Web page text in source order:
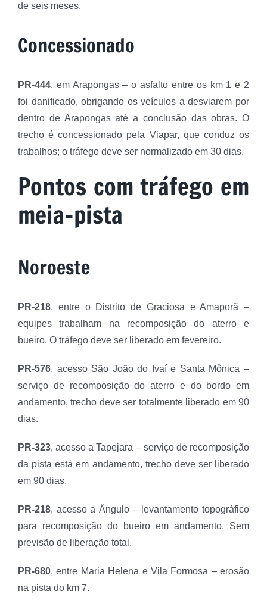
de seis meses.
Concessionado
PR-444, em Arapongas – o asfalto entre os km 1 e 2
foi danificado, obrigando os veículos a desviarem por
dentro de Arapongas até a conclusão das obras. O
trecho é concessionado pela Viapar, que conduz os
trabalhos; o tráfego deve ser normalizado em 30 dias.
Pontos com tráfego em
meia-pista
Noroeste
PR-218, entre o Distrito de Graciosa e Amaporã –
equipes trabalham na recomposição do aterro e
bueiro. O tráfego deve ser liberado em fevereiro.
PR-576, acesso São João do Ivaí e Santa Mônica –
serviço de recomposição do aterro e do bordo em
andamento, trecho deve ser totalmente liberado em 90
dias.
PR-323, acesso a Tapejara – serviço de recomposição
da pista está em andamento, trecho deve ser liberado
em 90 dias.
PR-218, acesso a Ângulo – levantamento topográfico
para recomposição do bueiro em andamento. Sem
previsão de liberação total.
PR-680, entre Maria Helena e Vila Formosa – erosão
na pista do km 7.